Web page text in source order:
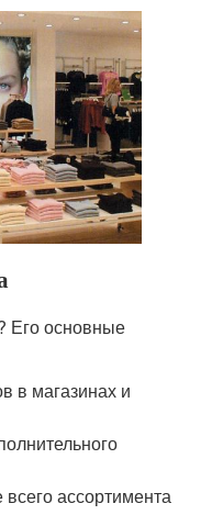
Его основные
в магазинах и
ассортимента